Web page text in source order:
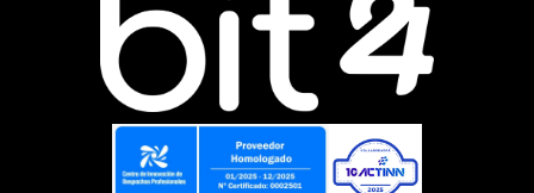
e
d
i
n
u
b
a
b
o